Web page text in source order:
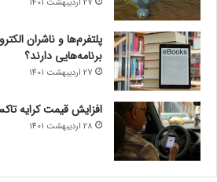
پلتفرم‌ها و ناشران
برنامه‌هایی دارند؟
27 اردیبهشت 1401
افزایش قیمت کرایه
28 اردیبهشت 1401